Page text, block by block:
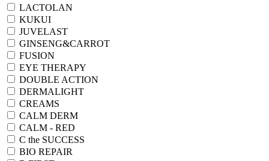
LACTOLAN
KUKUI
JUVELAST
GINSENG&CARROT
FUSION
EYE THERAPY
DOUBLE ACTION
DERMALIGHT
CREAMS
CALM DERM
CALM - RED
C the SUCCESS
BIO REPAIR